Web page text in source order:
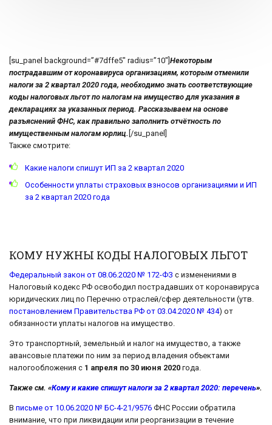
[su_panel background=”#7dffe5″ radius=”10″] Некоторым
пострадавшим от коронавируса организациям, которым отменили
налоги за 2 квартал 2020 года, необходимо знать соответствующие
коды налоговых льгот по налогам на имущество для указания в
декларациях за указанных период. Рассказываем на основе
разъяснений ФНС, как правильно заполнить отчётность по
имущественным налогам юрлиц. [/su_panel]
Также смотрите:
Какие налоги спишут ИП за 2 квартал 2020
Особенности уплаты страховых взносов организациями и ИП
за 2 квартал 2020 года
КОМУ НУЖНЫ КОДЫ НАЛОГОВЫХ ЛЬГОТ
Федеральный закон от 08.06.2020 № 172-ФЗ с изменениями в
Налоговый кодекс РФ освободил пострадавших от коронавируса
юридических лиц по Перечню отраслей/сфер деятельности (утв.
постановлением Правительства РФ от 03.04.2020 № 434) от
обязанности уплаты налогов на имущество.
Это транспортный, земельный и налог на имущество, а также
авансовые платежи по ним за период владения объектами
налогообложения с 1 апреля по 30 июня 2020 года.
Также см. «Кому и какие спишут налоги за 2 квартал 2020: перечень».
В письме от 10.06.2020 № БС-4-21/9576 ФНС России обратила
внимание, что при ликвидации или реорганизации в течение